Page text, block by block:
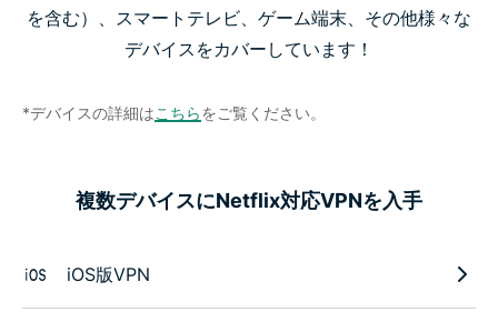
を含む）、スマートテレビ、ゲーム端末、その他様々な
デバイスをカバーしています！
*デバイスの詳細はこちらをご覧ください。
複数デバイスにNetflix対応VPNを入手
iOS版VPN